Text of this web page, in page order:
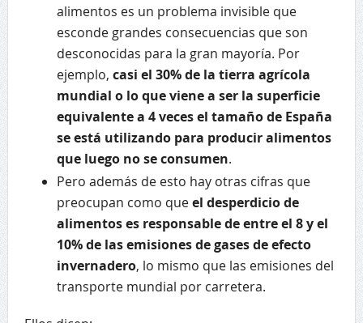
alimentos es un problema invisible que
esconde grandes consecuencias que son
desconocidas para la gran mayoría. Por
ejemplo, casi el 30% de la tierra agrícola
mundial o lo que viene a ser la superficie
equivalente a 4 veces el tamaño de España
se está utilizando para producir alimentos
que luego no se consumen.
Pero además de esto hay otras cifras que
preocupan como queel desperdicio de
alimentos es responsable de entre el 8 y el
10% de las emisiones de gases de efecto
invernadero, lo mismo que las emisiones del
transporte mundial por carretera.